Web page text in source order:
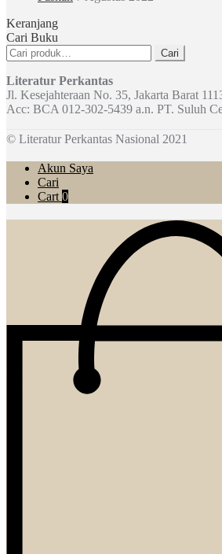
Keranjang
Cari Buku
Pencarian
untuk:
Cari
Literatur Perkantas
Jl. Kesejahteraan No. 35, Jakarta Barat
Acc: BCA 012-302-5439 a.n. PT. Suluh
© Literatur Perkantas Nasional 2021
Akun Saya
Cari
Cart 0